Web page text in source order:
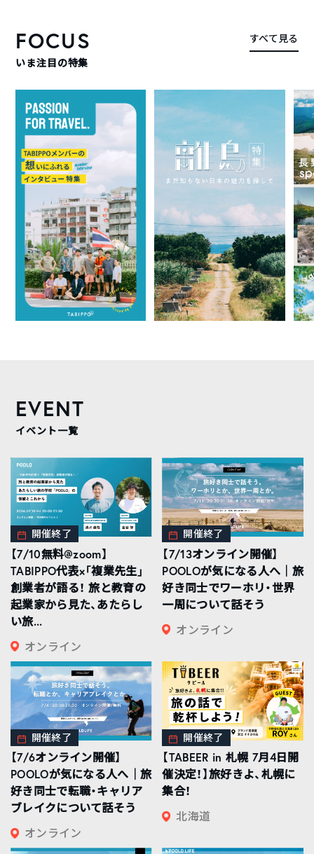
FOCUS
いま注目の特集
すべて見る
EVENT
イベント一覧
開催終了
【7/10無料@zoom】
TABIPPO代表×「複業先生」
創業者が語る！ 旅と教育の
起業家から見た、あたらし
い旅...
オンライン
開催終了
【7/13オンライン開催】
POOLOが気になる人へ｜旅
好き同士でワーホリ・世界
一周について話そう
オンライン
開催終了
【7/6オンライン開催】
POOLOが気になる人へ｜旅
好き同士で転職・キャリア
ブレイクについて話そう
オンライン
開催終了
【TABEER in 札幌 7月4日開
催決定！】旅好きよ、札幌に
集合！
北海道